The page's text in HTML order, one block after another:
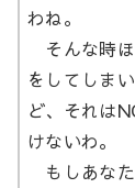
わね。
そんな時
をしてしま
ど、それは
けないわ。
もしあな